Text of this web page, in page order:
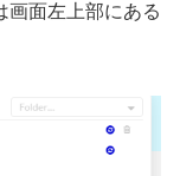
画面左上部にある